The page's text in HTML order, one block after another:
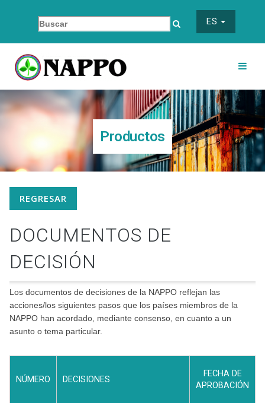
ES
Productos
REGRESAR
DOCUMENTOS DE
DECISIÓN
Los documentos de decisiones de la NAPPO reflejan las
acciones/los siguientes pasos que los países miembros de la
NAPPO han acordado, mediante consenso, en cuanto a un
asunto o tema particular.
NÚMERO DECISIONES
FECHA DE
APROBACIÓN